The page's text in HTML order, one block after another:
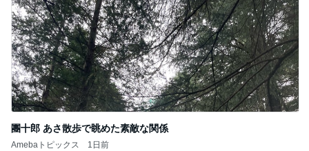
團十郎 あさ散歩で眺めた素敵な関係
Amebaトピックス 1日前